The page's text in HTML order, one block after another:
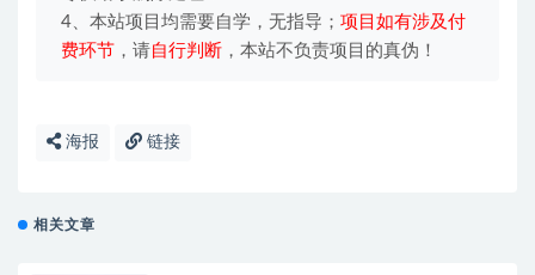
4、本站项目均需要自学，无指导； 项目如有涉及付
费环节 ，请自行判断 ，本站不负责项目的真伪！
海报 链接
相关文章